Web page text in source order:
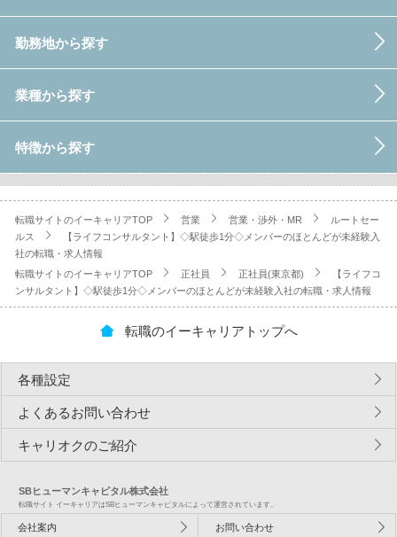
勤務地から探す
業種から探す
特徴から探す
転職サイトのイーキャリアTOP 営業 営業・渉外・MR
ルートセー
ルス
【ライフコンサルタント】◇駅徒歩1分◇メンバーのほとんどが未経験入
社の転職・求人情報
転職サイトのイーキャリアTOP
正社員 正社員(東京都)
【ライフコ
ンサルタント】◇駅徒歩1分◇メンバーのほとんどが未経験入社の転職・求人情報
転職のイーキャリアトップへ
各種設定
よくあるお問い合わせ
キャリオクのご紹介
SBヒューマンキャピタル株式会社
転職サイト イーキャリアはSBヒューマンキャピタルによって運営されています。
会社案内 お問い合わせ